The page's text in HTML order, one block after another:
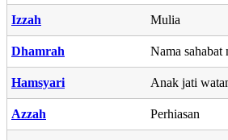
Izzah Mulia
Dhamrah Nama
Hamsyari Anak jati
Azzah Perhiasan